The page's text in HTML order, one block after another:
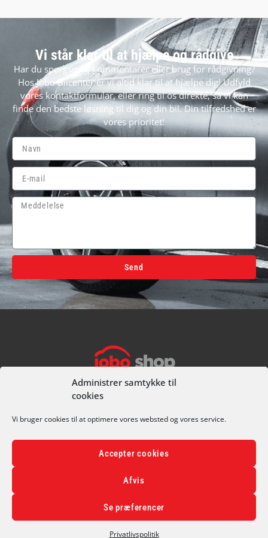
Administrer samtykke til
cookies
Vi bruger cookies til at optimere vores websted og vores service.
Accepter cookies
Afvis
Se præferencer
Privatlivspolitik
mere for gratis fragt
Gå til betaling
Vi står klar til at hjælpe og rådgive
Har du spørgsmål, kommentarer eller brug for rådgivning?
Hos Jobo Bilcenter er vi altid klar til at hjælpe dig! Udfyld
vores kontaktformular, eller ring til os direkte, så vi kan
finde den bedste løsning til dig og din bil. Din tilfredshed er
vores prioritet!
Send
Alternative:
OLE RØMERS VEJ 1A, 3000 HELSINGØR
HANDELSBETINGELSER
© 2026 JOBO SHOP – DESIGNET AF